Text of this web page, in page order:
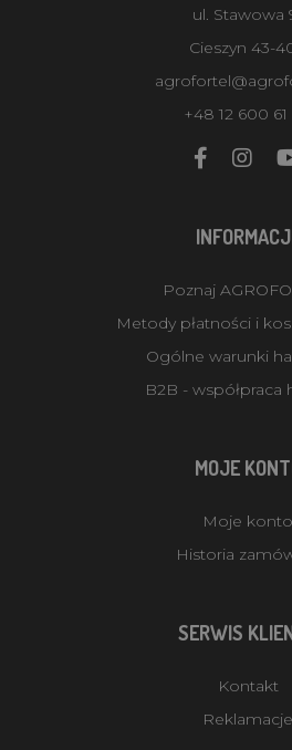
ul. Stawowa
Cieszyn 43-
+48 12 600 61
Poznaj
Metody płatności i
Ogólne warunki
B2B - współpraca
MOJE
Moje konto
Historia
SERWIS
Kontakt
Reklamacje